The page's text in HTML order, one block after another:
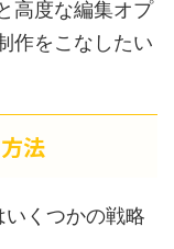
高度な編集オプ
作をこなしたい
法
くつかの戦略